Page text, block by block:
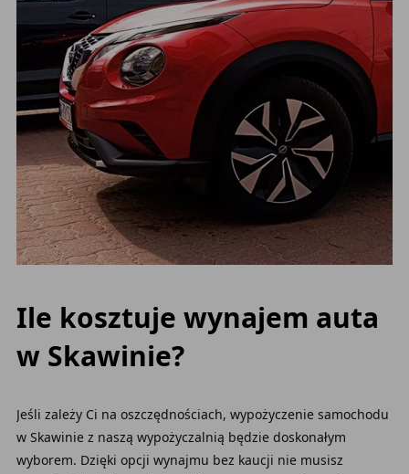
Ile kosztuje wynajem auta
w Skawinie?
Jeśli zależy Ci na oszczędnościach, wypożyczenie samochodu
w Skawinie z naszą wypożyczalnią będzie doskonałym
wyborem. Dzięki opcji wynajmu bez kaucji nie musisz